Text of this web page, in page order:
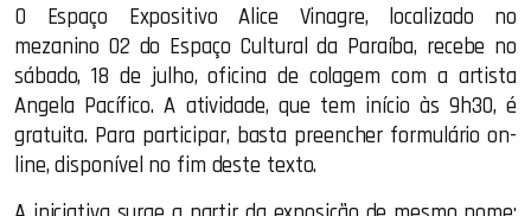
O Espaço Expositivo Alice Vinagre, localizado no
mezanino 02 do Espaço Cultural da Paraíba, recebe no
sábado, 18 de julho, oficina de colagem com a artista
Angela Pacífico. A atividade, que tem início às 9h30, é
gratuita. Para participar, basta preencher formulário on-
line, disponível no fim deste texto.